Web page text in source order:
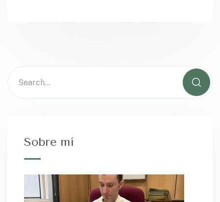
Sobre mí